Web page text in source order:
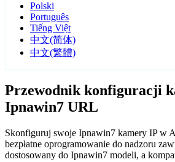
Polski
Português
Tiếng Việt
中文(简体)
中文(繁體)
Przewodnik konfiguracji
Ipnawin7 URL
Skonfiguruj swoje Ipnawin7 kamery IP w
bezpłatne oprogramowanie do nadzoru
dostosowany do Ipnawin7 modeli, a